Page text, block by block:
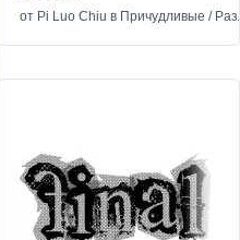
от Pi Luo Chiu в Причудливые /